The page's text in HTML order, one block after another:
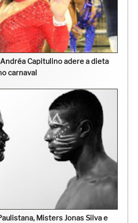
Capitulino adere a dieta
carnaval
Misters Jonas Silva e